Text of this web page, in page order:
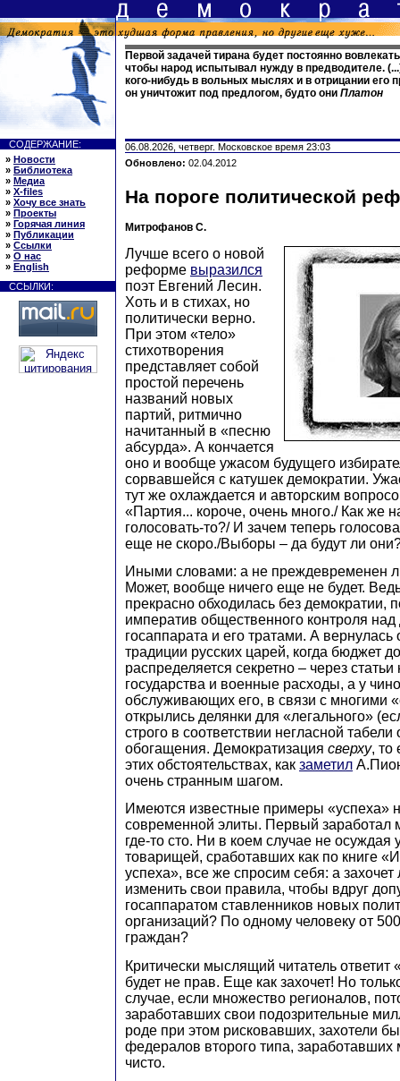
Первой задачей тирана будет постоянно
чтобы народ испытывал нужду в предводителе.
кого-нибудь в вольных мыслях и в отрицании его
он уничтожит под предлогом, будто они Платон
СОДЕРЖАНИЕ:
» Новости
» Библиотека
» Медиа
» X-files
» Хочу все знать
» Проекты
» Горячая линия
» Публикации
» Ссылки
» О нас
» English
ССЫЛКИ:
06.08.2026, четверг. Московское время 23:03
Обновлено: 02.04.2012
На пороге политической
Митрофанов С.
Лучше всего о новой
реформе выразился
поэт Евгений Лесин.
Хоть и в стихах, но
политически верно.
При этом «тело»
стихотворения
представляет собой
простой перечень
названий новых
партий, ритмично
начитанный в «песню
абсурда». А кончается
оно и вообще ужасом будущего
сорвавшейся с катушек демократии.
тут же охлаждается и авторским
«Партия... короче, очень много./ Как же
голосовать-то?/ И зачем теперь
еще не скоро./Выборы – да будут ли
Иными словами: а не преждевременен
Может, вообще ничего еще не будет.
прекрасно обходилась без демократии,
императив общественного контроля над
госаппарата и его тратами. А вернулась
традиции русских царей, когда бюджет
распределяется секретно – через статьи
государства и военные расходы, а у
обслуживающих его, в связи с многими
открылись делянки для «легального»
строго в соответствии негласной табели
обогащения. Демократизация сверху, то
этих обстоятельствах, как заметил
очень странным шагом.
Имеются известные примеры «успеха»
современной элиты. Первый заработал
где-то сто. Ни в коем случае не осуждая
товарищей, сработавших как по книге
успеха», все же спросим себя: а захочет
изменить свои правила, чтобы вдруг
госаппаратом ставленников новых
организаций? По одному человеку от
граждан?
Критически мыслящий читатель ответит
будет не прав. Еще как захочет! Но
случае, если множество регионалов,
заработавших свои подозрительные
роде при этом рисковавших, захотели
федералов второго типа, заработавших
чисто.